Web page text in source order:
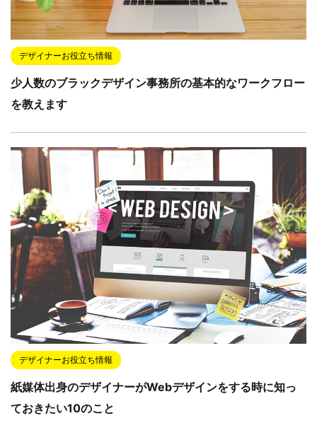
デザイナーお役立ち情報
少人数のブラックデザイン事務所の基本的なワークフロー
を教えます
デザイナーお役立ち情報
紙媒体出身のデザイナーがWebデザインをする時に知っ
ておきたい10のこと